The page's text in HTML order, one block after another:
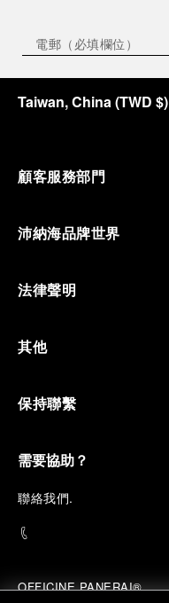
Taiwan, China(TWD $)
顧客服務部門
沛納海品牌世界
法律聲明
其他
保持聯繫
需要協助？
聯絡我們.
OFFICINE PANERAI®